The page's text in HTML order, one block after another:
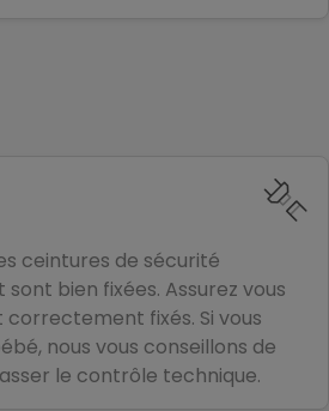
ceintures de sécurité
bien fixées. Assurez vous
correctement fixés. Si vous
nous vous conseillons de
le contrôle technique.